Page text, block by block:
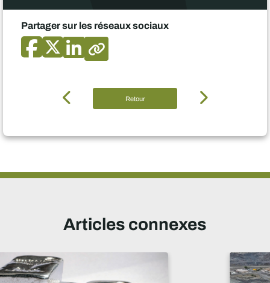
Partager sur les réseaux sociaux
Retour
Articles connexes